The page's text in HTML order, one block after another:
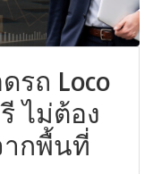
รถ Loco
ไม่ต้อง
ากพื้นที่